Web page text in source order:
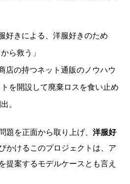
好きによる、洋服好きのため
ら救う」
店の持つネット通販のノウハウ
を開設して廃棄ロスを食い止め
。
題を正面から取り上げ、 洋服好
かけるこのプロジェクトは、ア
提案するモデルケースとも言え